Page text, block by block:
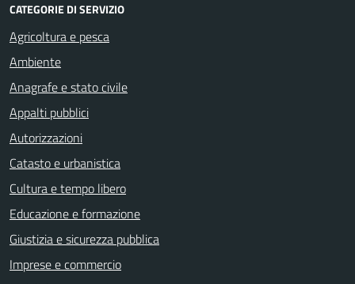
CATEGORIE DI SERVIZIO
Agricoltura e pesca
Ambiente
Anagrafe e stato civile
Appalti pubblici
Autorizzazioni
Catasto e urbanistica
Cultura e tempo libero
Educazione e formazione
Giustizia e sicurezza pubblica
Imprese e commercio